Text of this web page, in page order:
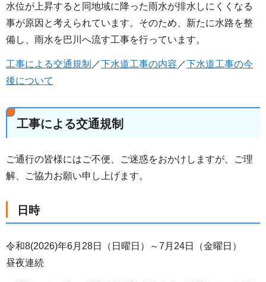
水位が上昇すると同地域に降った雨水が排水しにくくなる
事が原因と考えられています。そのため、新たに水路を整
備し、雨水を巴川へ流す工事を行っています。
工事による交通規制 ／下水道工事の内容 ／下水道工事の今
後について
工事による交通規制
ご通行の皆様にはご不便、ご迷惑をおかけしますが、ご理
解、ご協力お願い申し上げます。
日時
令和8(2026)年6月28日（日曜日）～7月24日（金曜日）
昼夜連続